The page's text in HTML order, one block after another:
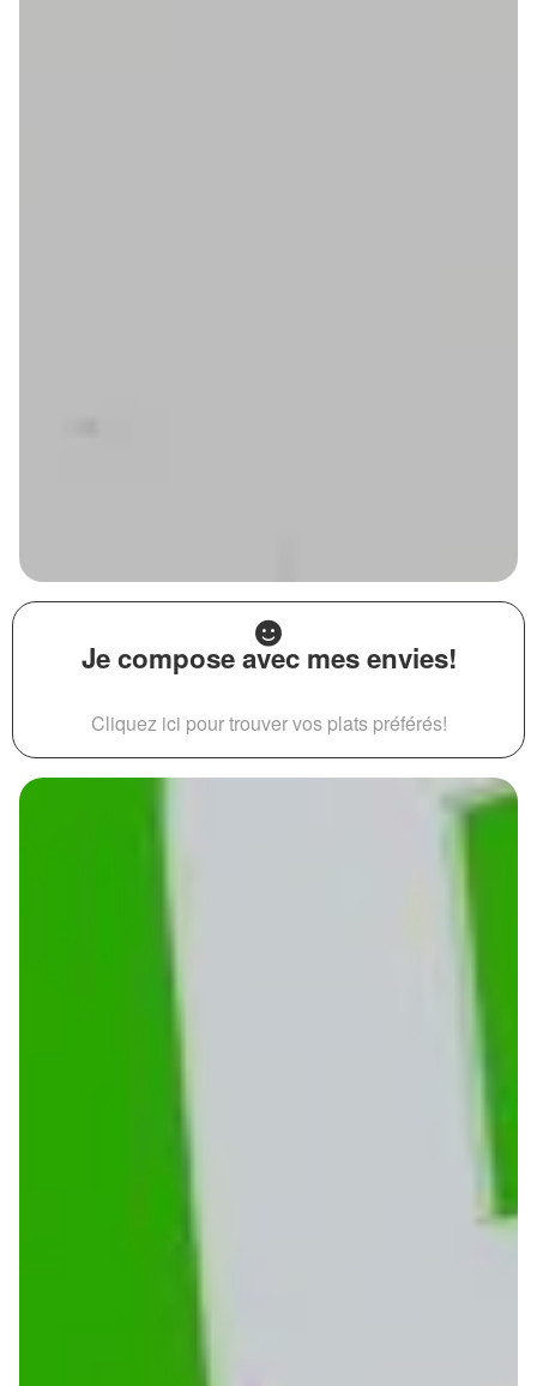
Je compose avec mes envies!
Cliquez ici pour trouver vos plats préférés!